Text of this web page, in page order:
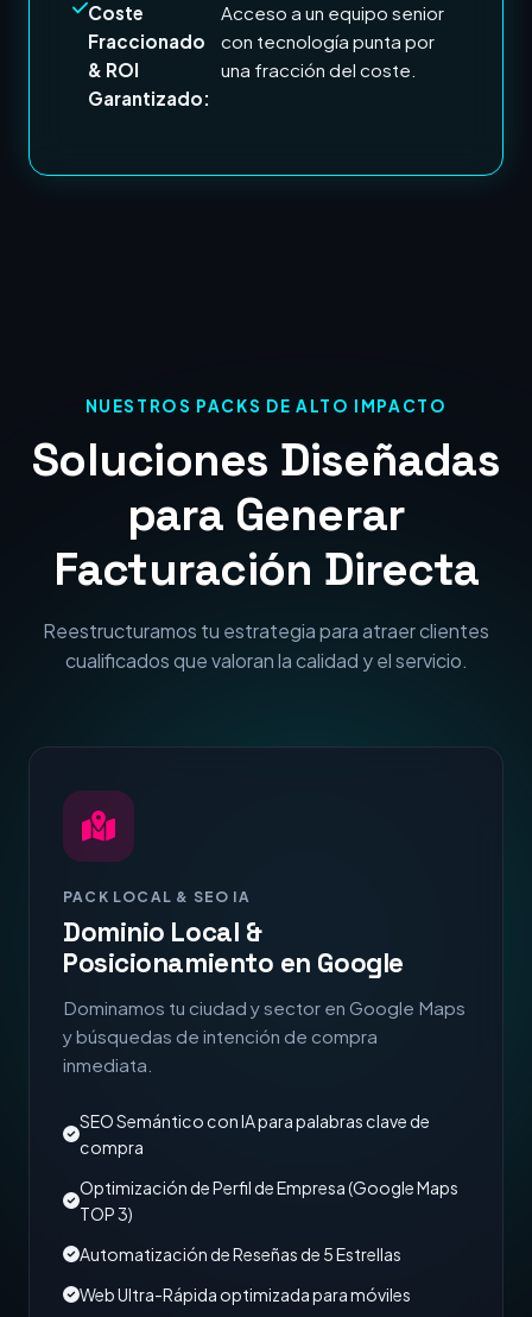
Coste
Fraccionado
& ROI
Garantizado:
Acceso a un equipo senior
con tecnología punta por
una fracción del coste.
NUESTROS PACKS DE ALTO IMPACTO
Soluciones Diseñadas
para Generar
Facturación Directa
Reestructuramos tu estrategia para atraer clientes
cualificados que valoran la calidad y el servicio.
PACK LOCAL & SEO IA
Dominio Local &
Posicionamiento en Google
Dominamos tu ciudad y sector en Google Maps
y búsquedas de intención de compra
inmediata.
SEO Semántico con IA para palabras clave de
compra
Optimización de Perfil de Empresa (Google Maps
TOP 3)
Automatización de Reseñas de 5 Estrellas
Web Ultra-Rápida optimizada para móviles